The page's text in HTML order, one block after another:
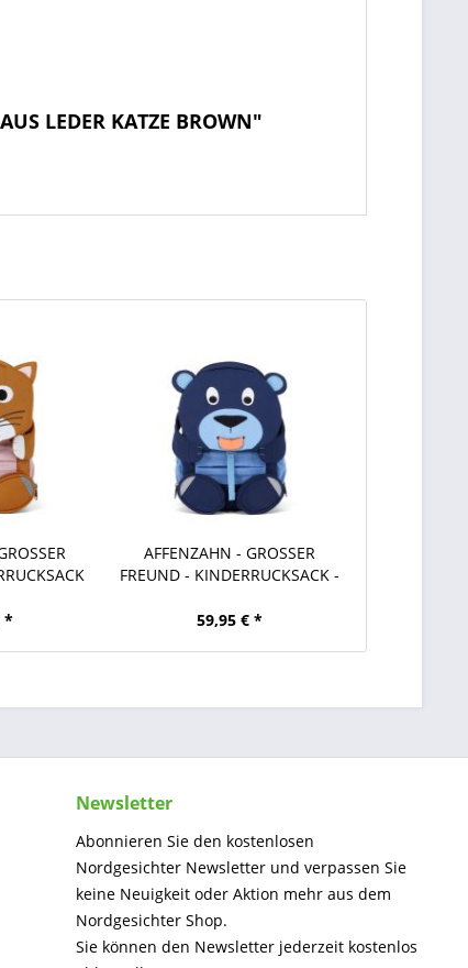
LEDER KATZE BROWN"
*
AFFENZAHN - GROSSER
FREUND - KINDERRUCKSACK -
59,95 € *
Newsletter
Abonnieren Sie den kostenlosen
Nordgesichter Newsletter und verpassen Sie
keine Neuigkeit oder Aktion mehr aus dem
Nordgesichter Shop.
Sie können den Newsletter jederzeit kostenlos